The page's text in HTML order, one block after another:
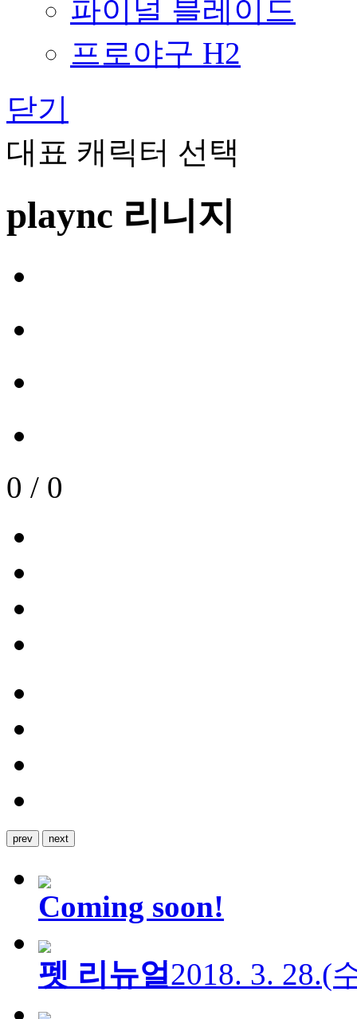
파이널 블레이드
프로야구 H2
닫기
대표 캐릭터 선택
plaync 리니지
0 / 0
prev next
Coming soon!
펫 리뉴얼2018. 3. 28.(